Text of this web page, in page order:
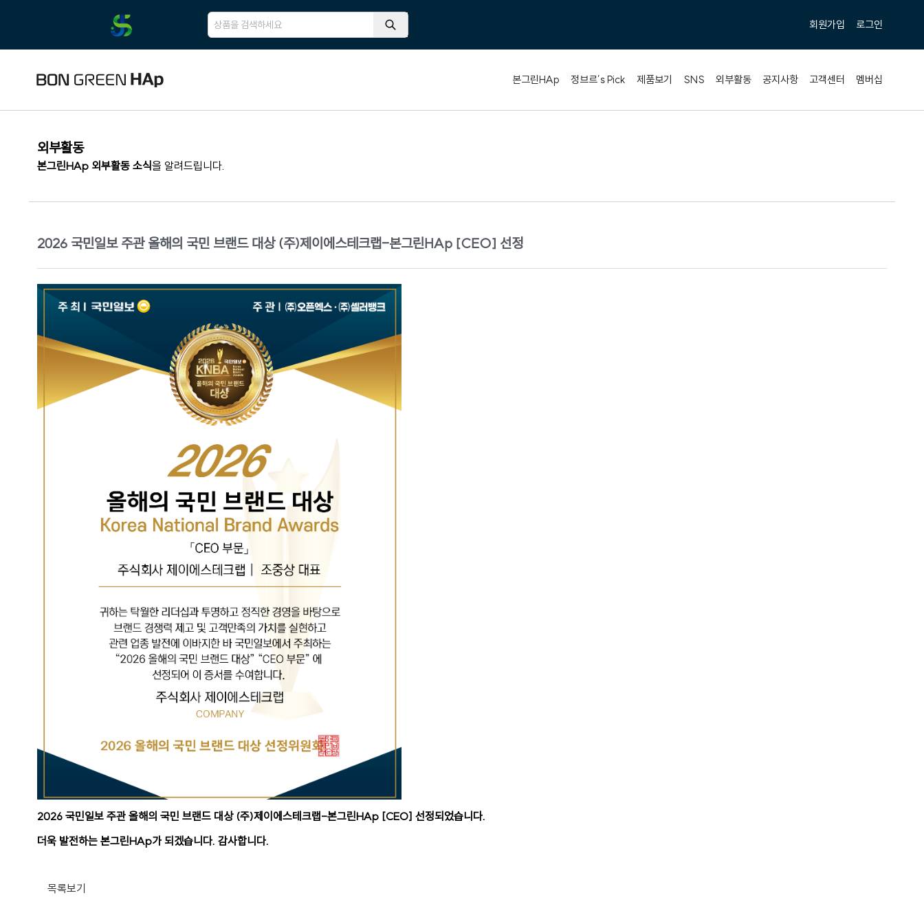
회원가입 로그인
본그린HAp 정브르’s Pick 제품보기 SNS 외부활동 공지사항 고객센터 멤버십
외부활동
본그린HAp 외부활동 소식을 알려드립니다.
2026 국민일보 주관 올해의 국민 브랜드 대상 (주)제이에스테크랩-본그린HAp [CEO] 선정
2026 국민일보 주관 올해의 국민 브랜드 대상 (주)제이에스테크랩-본그린HAp [CEO] 선정되었습니다.
더욱 발전하는 본그린HAp가 되겠습니다. 감사합니다.
목록보기